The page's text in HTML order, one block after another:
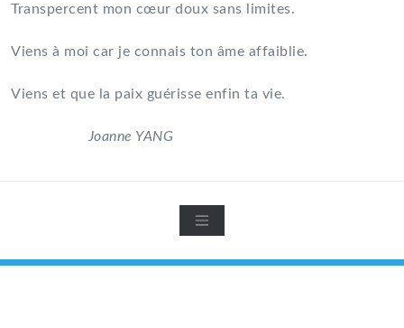
Transpercent mon cœur doux sans limites.
Viens à moi car je connais ton âme affaiblie.
Viens et que la paix guérisse enfin ta vie.
Joanne YANG